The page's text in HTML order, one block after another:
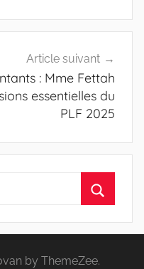
Article suivant
: Mme Fettah
essentielles du
PLF 2025
by ThemeZee.